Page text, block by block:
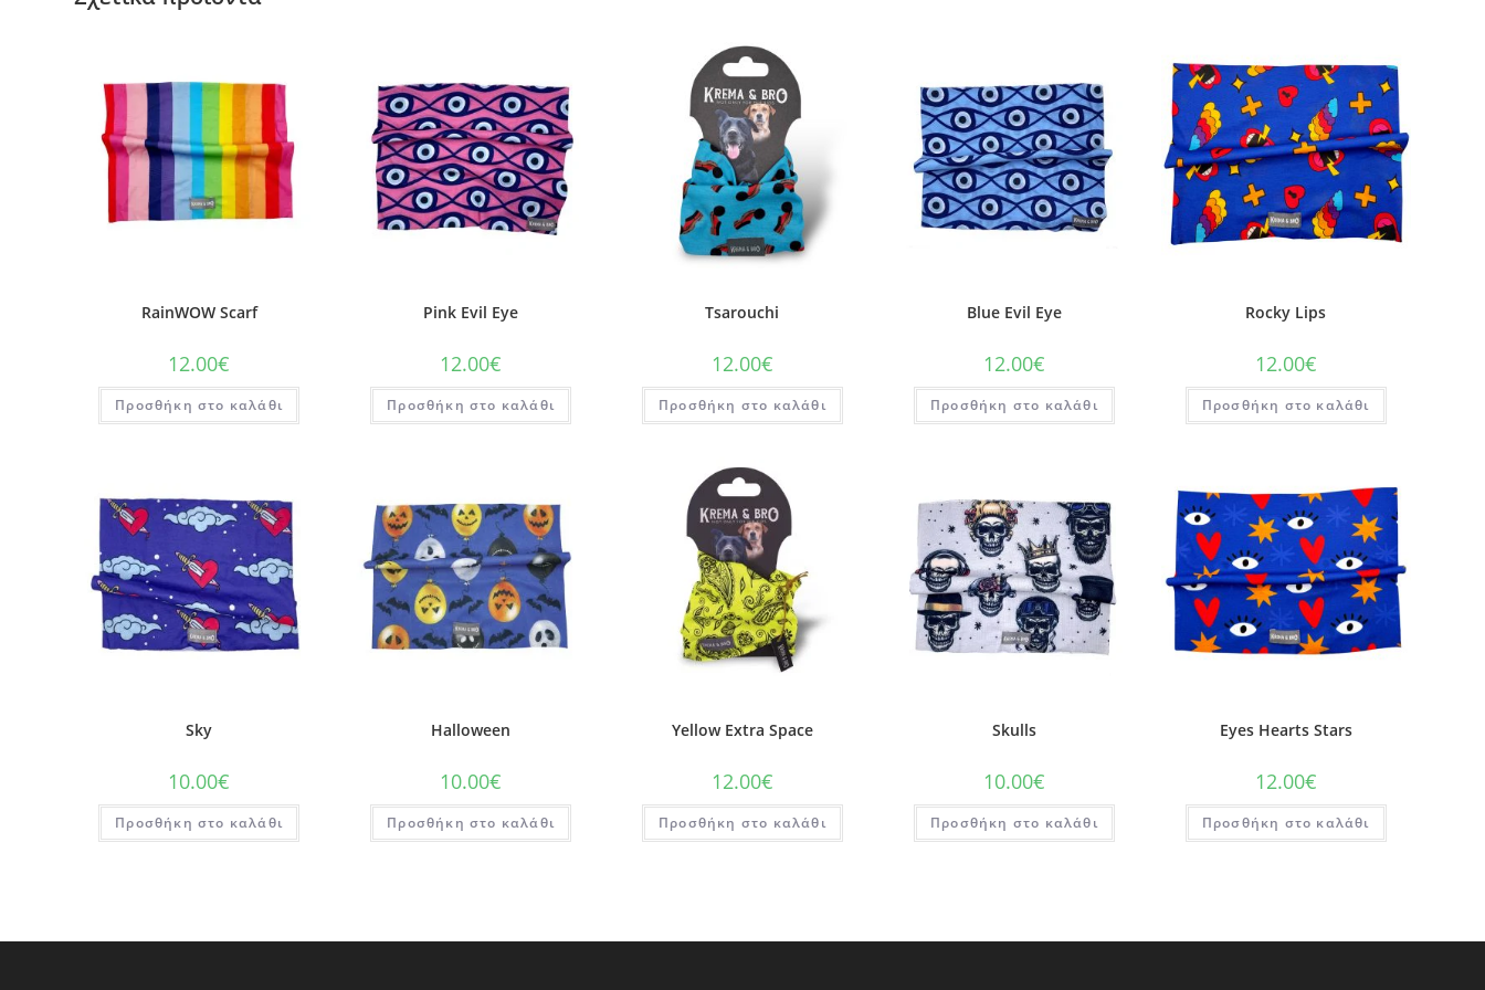
RainWOW Scarf
12.00€
Προσθήκη στο καλάθι
Pink Evil Eye
12.00€
Προσθήκη στο καλάθι
Tsarouchi
12.00€
Προσθήκη στο καλάθι
Blue Evil Eye
12.00€
Προσθήκη στο καλάθι
Rocky Lips
12.00€
Προσθήκη στο καλάθι
Sky
10.00€
Προσθήκη στο καλάθι
Halloween
10.00€
Προσθήκη στο καλάθι
Yellow Extra Space
12.00€
Προσθήκη στο καλάθι
Skulls
10.00€
Προσθήκη στο καλάθι
Eyes Hearts Stars
12.00€
Προσθήκη στο καλάθι